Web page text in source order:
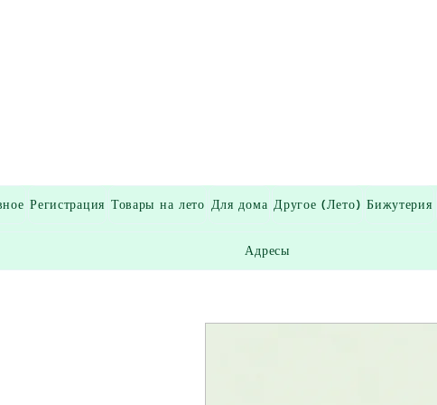
Регистрация Товары на лето Для дома Другое (Лето) Бижутерия
Адресы